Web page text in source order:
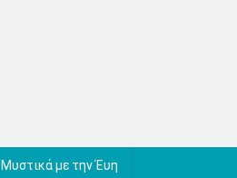
Μυστικά με την Έυη